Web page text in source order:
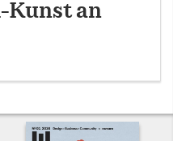
Kunst an